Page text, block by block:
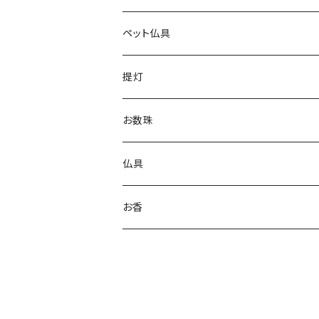
実用線香
進物用線香
お香
ペット仏具
提灯
お数珠
仏具
お香